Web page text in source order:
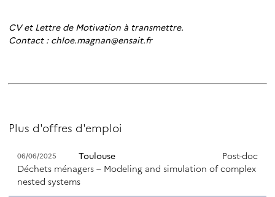
CV et Lettre de Motivation à transmettre.
Contact : chloe.magnan@ensait.fr
Plus d'offres d'emploi
06/06/2025
Déchets ménagers – Modeling and simulation of complex
nested systems
Post-doc
Toulouse